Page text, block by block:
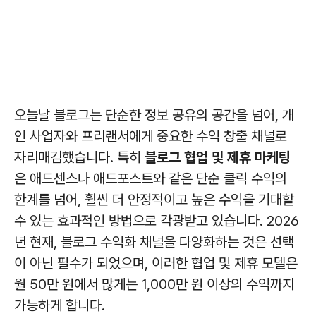
오늘날 블로그는 단순한 정보 공유의 공간을 넘어, 개
인 사업자와 프리랜서에게 중요한 수익 창출 채널로
자리매김했습니다. 특히 블로그 협업 및 제휴 마케팅
은 애드센스나 애드포스트와 같은 단순 클릭 수익의
한계를 넘어, 훨씬 더 안정적이고 높은 수익을 기대할
수 있는 효과적인 방법으로 각광받고 있습니다. 2026
년 현재, 블로그 수익화 채널을 다양화하는 것은 선택
이 아닌 필수가 되었으며, 이러한 협업 및 제휴 모델은
월 50만 원에서 많게는 1,000만 원 이상의 수익까지
가능하게 합니다.